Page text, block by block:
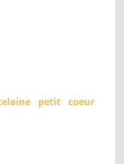
petit coeur